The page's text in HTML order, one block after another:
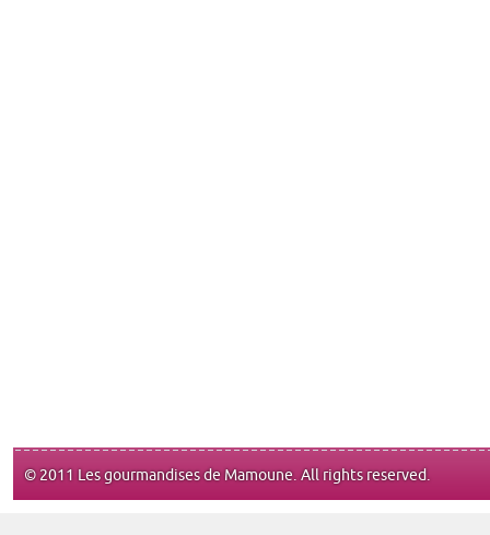
© 2011 Les gourmandises de Mamoune. All rights reserved.